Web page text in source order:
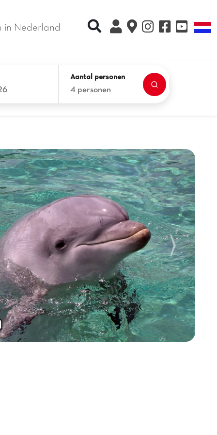
in Nederland Recherche rapide
Aantal personen
4 personen